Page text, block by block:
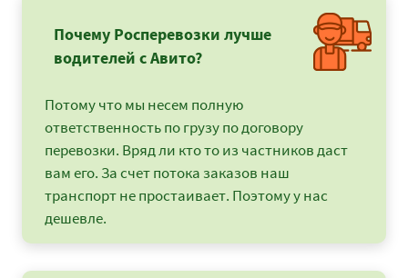
Почему Росперевозки лучше
водителей с Авито?
Потому что мы несем полную
ответственность по грузу по договору
перевозки. Вряд ли кто то из частников даст
вам его. За счет потока заказов наш
транспорт не простаивает. Поэтому у нас
дешевле.